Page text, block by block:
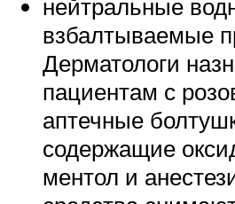
нейтральные
взбалтываемые
Дерматологи
пациентам с
аптечные
содержащие
ментол и